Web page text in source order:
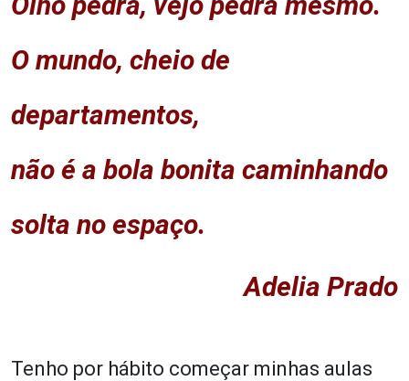
O mundo, cheio de
departamentos,
não é a bola bonita caminhando
solta no espaço.
Adelia Prado
Tenho por hábito começar minhas aulas